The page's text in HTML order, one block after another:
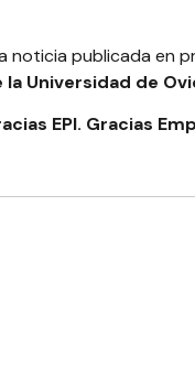
noticia publicada en
Universidad de
EPI. Gracias